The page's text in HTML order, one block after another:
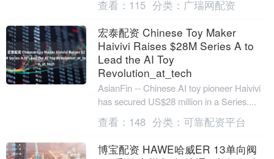
25日，淘宝闪....
查看： 115 分类： 广瑞网配资
宏泰配资 Chinese Toy Maker
Haivivi Raises $28M Series A to
Lead the AI Toy
Revolution_at_tech
AsianFin -- Chinese AI toy pioneer Haivivi
has secured US$28 million in a Series....
查看： 148 分类： 可靠配资平台
博宝配资 HAWE哈威ER 13单向阀